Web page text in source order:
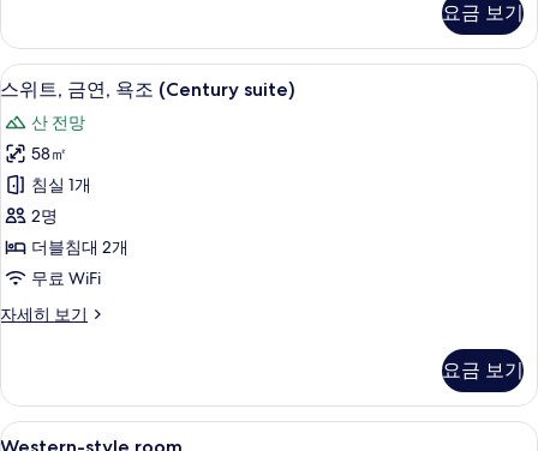
연,
욕
조
(Marina
King)
사
진
모
두
보
티
브
스
트,
금
연,
욕
조
(Marina
King)
자
히
요금 보기
스
위
트,
금
연,
욕
조
(Century
suite)
모
두
스위트, 금연, 욕조 (Century suite) | 객
1
스위트, 금연, 욕조 (Century suite)
산 전망
58㎡
침실 1개
2명
더블침대 2개
무료 WiFi
자세히 보기
스
연,
욕
조
요금 보기
Western-
Western-style room | 객실 내 금고, 무
1